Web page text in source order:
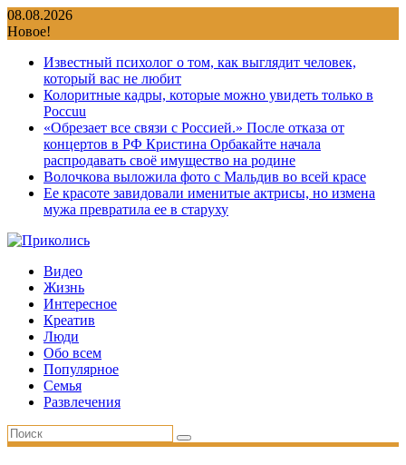
Перейти
к
08.08.2026
Новое!
Известный психолог о том, как выглядит человек,
который вас не любит
Колоритные кадры, которые можно увидеть только в
Россuu
«Обрезает все связи с Россией.» После отказа от
концертов в РФ Кристина Орбакайте начала
распродавать своё имущество на родине
Волочкова выложила фото с Мальдив во всей красе
Ее красоте завидовали именитые актрисы, но измена
мужа превратила ее в старуху
Видео
Жизнь
Интересное
Креатив
Люди
Обо всем
Популярное
Семья
Развлечения